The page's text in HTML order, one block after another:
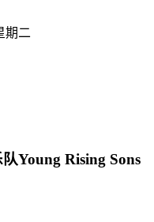
期二
Young Rising Sons